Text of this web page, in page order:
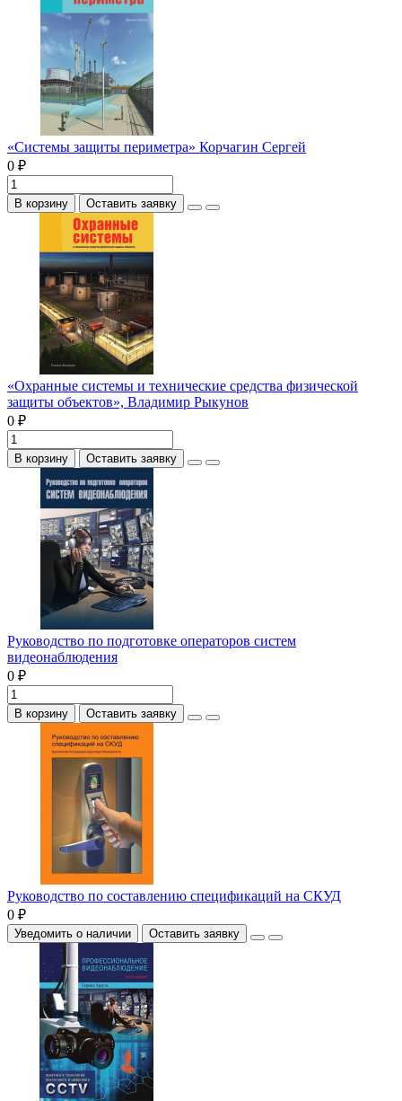
«Системы защиты периметра» Корчагин Сергей
0 ₽
В корзину Оставить заявку
«Охранные системы и технические средства физической
защиты объектов», Владимир Рыкунов
0 ₽
В корзину Оставить заявку
Руководство по подготовке операторов систем
видеонаблюдения
0 ₽
В корзину Оставить заявку
Руководство по составлению спецификаций на СКУД
0 ₽
Уведомить о наличии Оставить заявку